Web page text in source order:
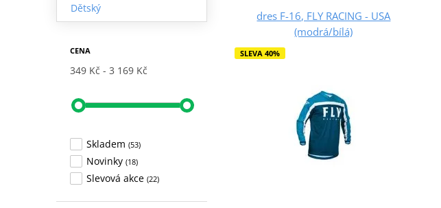
Dětský
CENA
349 Kč 3 169 Kč
Skladem (53)
Novinky (18)
Slevová akce (22)
dres F-16, FLY RACING - USA
(modrá/bílá)
SLEVA 40%